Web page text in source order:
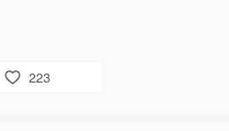
223